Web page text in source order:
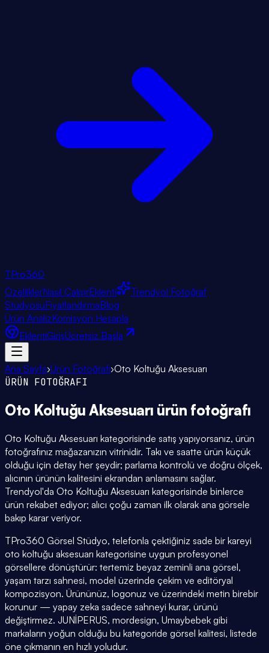
TPro360
ÖzelliklerNasıl ÇalışırEklenti
Trendyol Fotoğraf
StüdyosuFiyatlandırmaBlog
Ürün AnalizKomisyon Hesapla
EklentiGirişÜcretsiz Başla
Ana Sayfa›Ürün Fotoğrafı›Oto Koltuğu Aksesuarı
ÜRÜN FOTOĞRAFI
Oto Koltuğu Aksesuarı ürün fotoğrafı
Oto Koltuğu Aksesuarı kategorisinde satış yapıyorsanız, ürün
fotoğrafınız mağazanızın vitrinidir. Takı ve saatte ürün küçük
olduğu için detay her şeydir; parlama kontrolü ve doğru ölçek,
alıcının ürünün kalitesini ekrandan anlamasını sağlar.
Trendyol'da Oto Koltuğu Aksesuarı kategorisinde binlerce
ürün rekabet ediyor; alıcı çoğu zaman ilk olarak ana görsele
bakıp karar veriyor.
TPro360 Görsel Stüdyo, telefonla çektiğiniz sade bir kareyi
oto koltuğu aksesuarı kategorisine uygun profesyonel
görsellere dönüştürür: tertemiz beyaz zeminli ana görsel,
yaşam tarzı sahnesi, model üzerinde çekim ve editöryal
kompozisyon. Ürününüz, logonuz ve üzerindeki metin birebir
korunur — yapay zeka sadece sahneyi kurar, ürünü
değiştirmez. JUNİPERUS, mordesign, Umaybebek gibi
markaların yoğun olduğu bu kategoride görsel kalitesi, listede
öne çıkmanın en hızlı yoludur.